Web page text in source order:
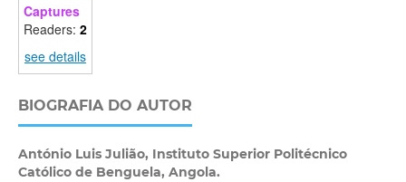
Captures
Readers: 2
see details
BIOGRAFIA DO AUTOR
António Luis Julião, Instituto Superior Politécnico
Católico de Benguela, Angola.